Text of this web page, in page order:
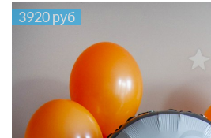
3920 руб